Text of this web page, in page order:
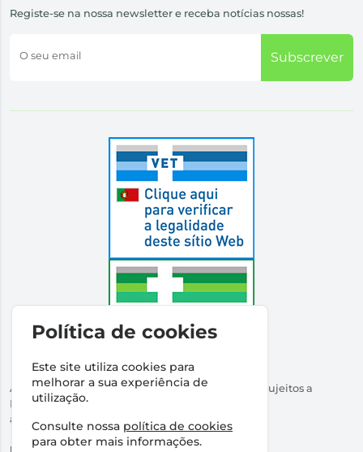
Registe-se na nossa newsletter e receba notícias nossas!
O seu email Subscrever
Autorizado a Disponibilizar Medicamentos Não Sujeitos a
Receita Médica
através da Internet pelo Infarmed. I.P.
Direção Técnica:Dr Ricardo Santos
Política de cookies
Este site utiliza cookies para
melhorar a sua experiência de
utilização.
Consulte nossa política de cookies
para obter mais informações.